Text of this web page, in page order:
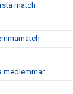
match
medlemmar